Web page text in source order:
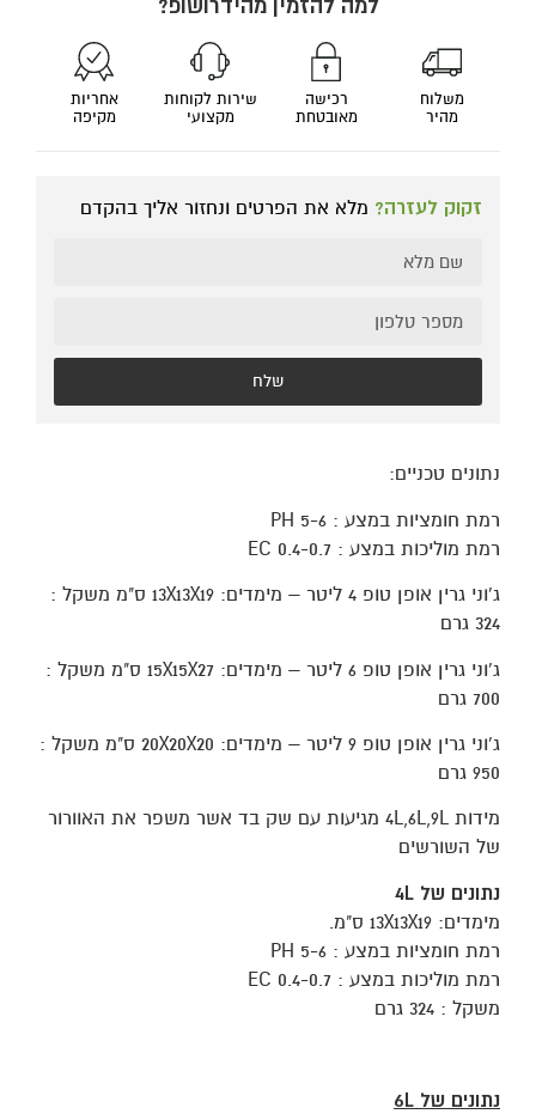
למה להזמין מהידרושופ?
משלוח
מהיר
רכישה
מאובטחת
שירות לקוחות
מקצועי
אחריות
מקיפה
זקוק לעזרה? מלא את הפרטים ונחזור אליך בהקדם
שלח
נתונים טכניים:
רמת חומציות במצע : 5-6 PH
רמת מוליכות במצע : 0.4-0.7 EC
ג'וני גרין אופן טופ 4 ליטר – מימדים: 13X13X19 ס"מ משקל :
324 גרם
ג'וני גרין אופן טופ 6 ליטר – מימדים: 15X15X27 ס"מ משקל :
700 גרם
ג'וני גרין אופן טופ 9 ליטר – מימדים: 20X20X20 ס"מ משקל :
950 גרם
מידות 4L,6L,9L מגיעות עם שק בד אשר משפר את האוורור
של השורשים
נתונים של 4L
מימדים: 13X13X19 ס"מ.
רמת חומציות במצע : 5-6 PH
רמת מוליכות במצע : 0.4-0.7 EC
משקל : 324 גרם
נתונים של 6L